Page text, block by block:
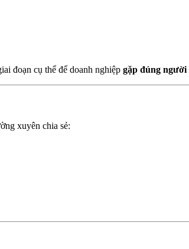
đoạn cụ thể để doanh nghiệp gặp đúng
xuyên chia sẻ: